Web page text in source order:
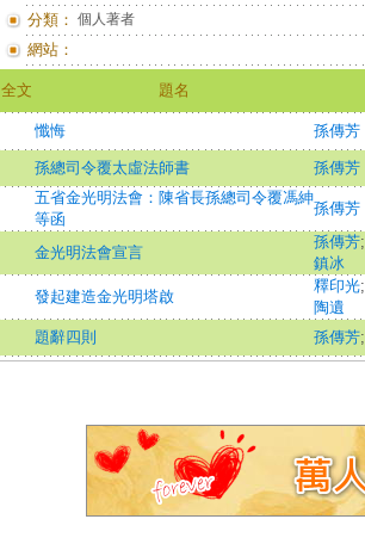
分類： 個人著者
網站：
全文 題名
懺悔
孫傳芳
孫總司令覆太虛法師書 孫傳芳
五省金光明法會：陳省長孫總司令覆馮紳
等函
孫傳芳
金光明法會宣言
孫傳芳;
鎮冰
發起建造金光明塔啟
釋印光;
陶遺
題辭四則
孫傳芳;